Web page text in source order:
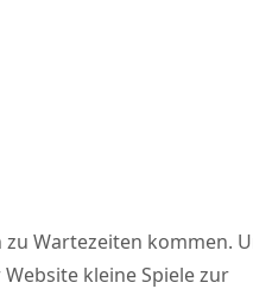
Wartezeiten kommen.
kleine Spiele zur